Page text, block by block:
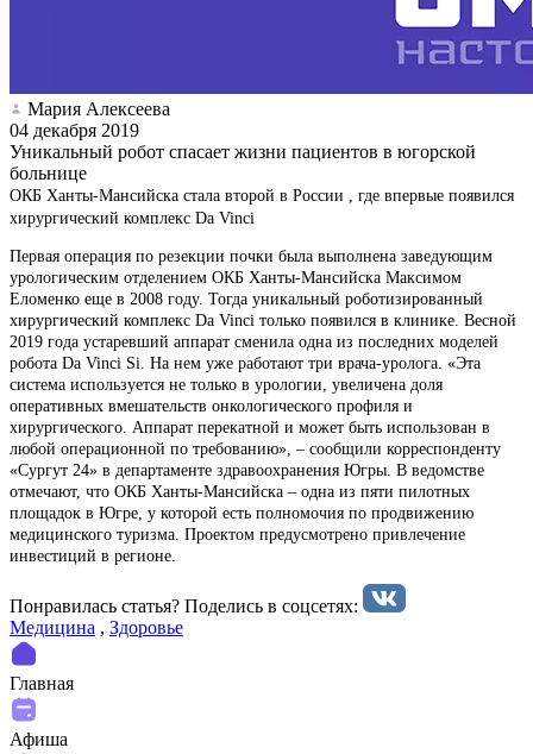
Мария Алексеева
04 декабря 2019
Уникальный робот спасает жизни пациентов в югорской
больнице
ОКБ Ханты-Мансийска стала второй в России , где впервые появился
хирургический комплекс Da Vinci
Первая операция по резекции почки была выполнена заведующим
урологическим отделением ОКБ Ханты-Мансийска Максимом
Еломенко еще в 2008 году. Тогда уникальный роботизированный
хирургический комплекс Da Vinci только появился в клинике. Весной
2019 года устаревший аппарат сменила одна из последних моделей
робота Da Vinci Si. На нем уже работают три врача-уролога. «Эта
система используется не только в урологии, увеличена доля
оперативных вмешательств онкологического профиля и
хирургического. Аппарат перекатной и может быть использован в
любой операционной по требованию», – сообщили корреспонденту
«Сургут 24» в департаменте здравоохранения Югры. В ведомстве
отмечают, что ОКБ Ханты-Мансийска – одна из пяти пилотных
площадок в Югре, у которой есть полномочия по продвижению
медицинского туризма. Проектом предусмотрено привлечение
инвестиций в регионе.
Понравилась статья? Поделиcь в соцсетях:
Медицина , Здоровье
Главная
Афиша